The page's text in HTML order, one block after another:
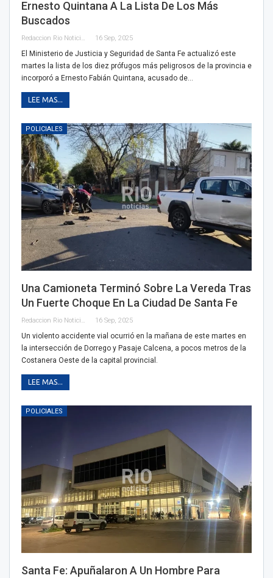
Ernesto Quintana A La Lista De Los Más
Buscados
Redaccion Rio Noticias 16 Sep, 2025
El Ministerio de Justicia y Seguridad de Santa Fe actualizó este
martes la lista de los diez prófugos más peligrosos de la provincia e
incorporó a Ernesto Fabián Quintana, acusado de…
LEE MAS...
POLICIALES
Una Camioneta Terminó Sobre La Vereda Tras
Un Fuerte Choque En La Ciudad De Santa Fe
Redaccion Rio Noticias 16 Sep, 2025
Un violento accidente vial ocurrió en la mañana de este martes en
la intersección de Dorrego y Pasaje Calcena, a pocos metros de la
Costanera Oeste de la capital provincial.
LEE MAS...
POLICIALES
Santa Fe: Apuñalaron A Un Hombre Para